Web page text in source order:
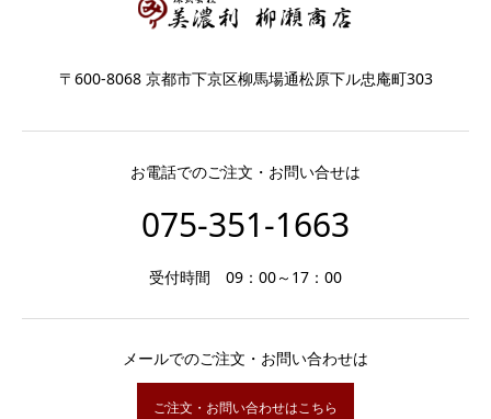
〒600-8068 京都市下京区柳馬場通松原下ル忠庵町303
お電話でのご注文・お問い合せは
075-351-1663
受付時間 09：00～17：00
メールでのご注文・お問い合わせは
ご注文・お問い合わせはこちら